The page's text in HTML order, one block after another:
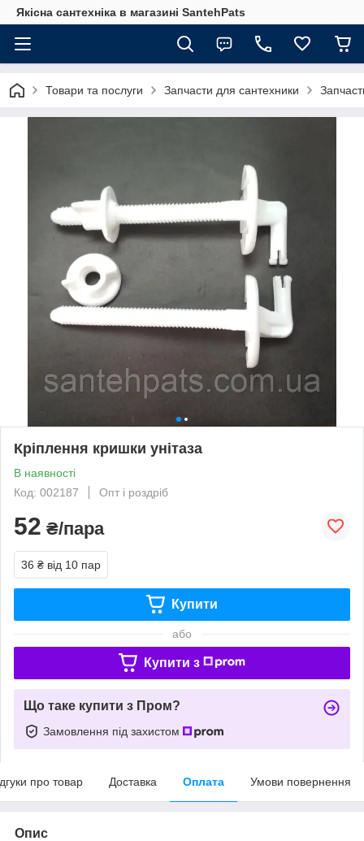
Якісна сантехніка в магазині SantehPats
Товари та послуги Запчасти для сантехники
Кріплення кришки унітаза
В наявності
Код: 002187
Опт і роздріб
52 ₴/пара
36 ₴ від 10 пар
Купити
або
Купити з
Що таке купити з Пром?
Замовлення під захистом
про товар Доставка Оплата Умови повернення
Опис